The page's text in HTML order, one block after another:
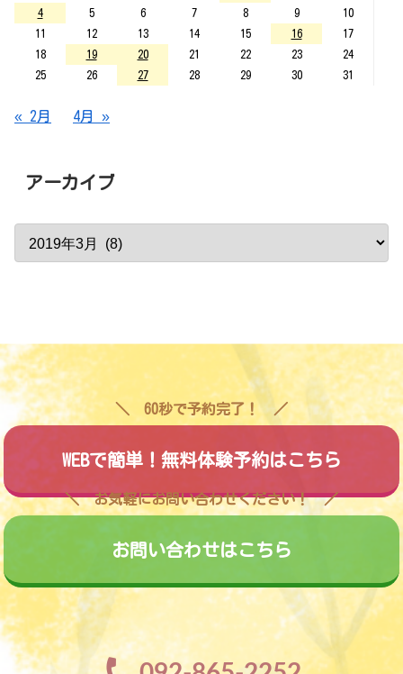
4
5 6 7 8 9
10
11
12 13 14 15 16
17
18
19 20 21 22 23
24
25
26 27 28 29 30 31
« 2月 4月 »
アーカイブ
60秒で予約完了！
WEBで簡単！無料体験予約はこちら
お気軽にお問い合わせください！
お問い合わせはこちら